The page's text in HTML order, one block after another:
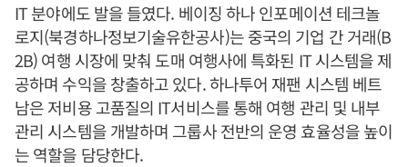
IT 분야에도 발을 들였다. 베이징 하나 인포메이션 테크놀
로지(북경하나정보기술유한공사)는 중국의 기업 간 거래(B
2B) 여행 시장에 맞춰 도매 여행사에 특화된 IT 시스템을 제
공하며 수익을 창출하고 있다. 하나투어 재팬 시스템 베트
남은 저비용 고품질의 IT서비스를 통해 여행 관리 및 내부
관리 시스템을 개발하며 그룹사 전반의 운영 효율성을 높이
는 역할을 담당한다.